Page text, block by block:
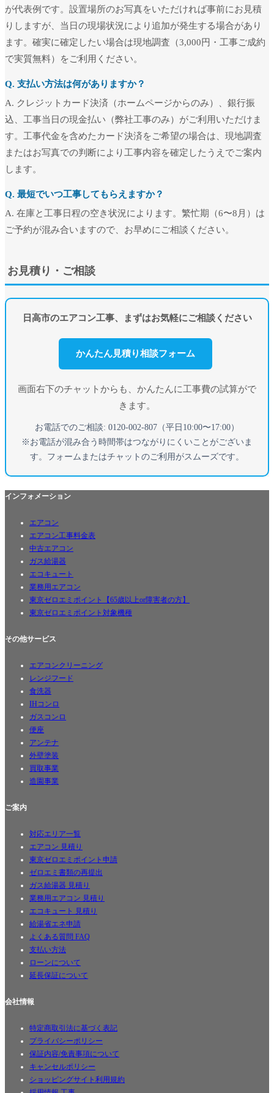
が代表例です。設置場所のお写真をいただければ事前にお見積
りしますが、当日の現場状況により追加が発生する場合があり
ます。確実に確定したい場合は現地調査（3,000円・工事ご成約
で実質無料）をご利用ください。
Q. 支払い方法は何がありますか？
A. クレジットカード決済（ホームページからのみ）、銀行振
込、工事当日の現金払い（弊社工事のみ）がご利用いただけま
す。工事代金を含めたカード決済をご希望の場合は、現地調査
またはお写真での判断により工事内容を確定したうえでご案内
します。
Q. 最短でいつ工事してもらえますか？
A. 在庫と工事日程の空き状況によります。繁忙期（6〜8月）は
ご予約が混み合いますので、お早めにご相談ください。
お見積り・ご相談
日高市のエアコン工事、まずはお気軽にご相談ください
かんたん見積り相談フォーム
画面右下のチャットからも、かんたんに工事費の試算がで
きます。
お電話でのご相談: 0120-002-807（平日10:00〜17:00）
※お電話が混み合う時間帯はつながりにくいことがございま
す。フォームまたはチャットのご利用がスムーズです。
インフォメーション
エアコン
エアコン工事料金表
中古エアコン
ガス給湯器
エコキュート
業務用エアコン
東京ゼロエミポイント【65歳以上or障害者の方】
東京ゼロエミポイント対象機種
その他サービス
エアコンクリーニング
レンジフード
食洗器
IHコンロ
ガスコンロ
便座
アンテナ
外壁塗装
買取事業
造園事業
ご案内
対応エリア一覧
エアコン 見積り
東京ゼロエミポイント申請
ゼロエミ書類の再提出
ガス給湯器 見積り
業務用エアコン 見積り
エコキュート 見積り
給湯省エネ申請
よくある質問 FAQ
支払い方法
ローンについて
延長保証について
会社情報
特定商取引法に基づく表記
プライバシーポリシー
保証内容/免責事項について
キャンセルポリシー
ショッピングサイト利用規約